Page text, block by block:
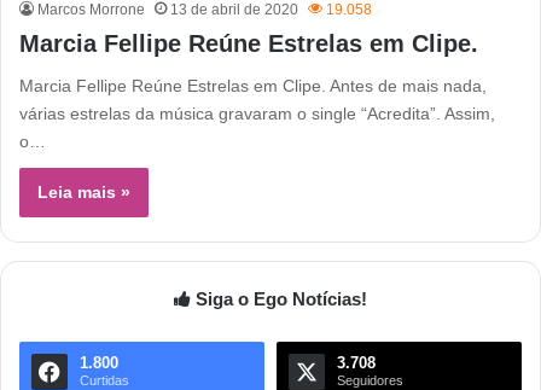
Marcos Morrone 13 de abril de 2020 19.058
Marcia Fellipe Reúne Estrelas em Clipe.
Marcia Fellipe Reúne Estrelas em Clipe. Antes de mais nada,
várias estrelas da música gravaram o single “Acredita”. Assim,
o…
Leia mais »
Siga o Ego Notícias!
1.800
Curtidas
3.708
Seguidores